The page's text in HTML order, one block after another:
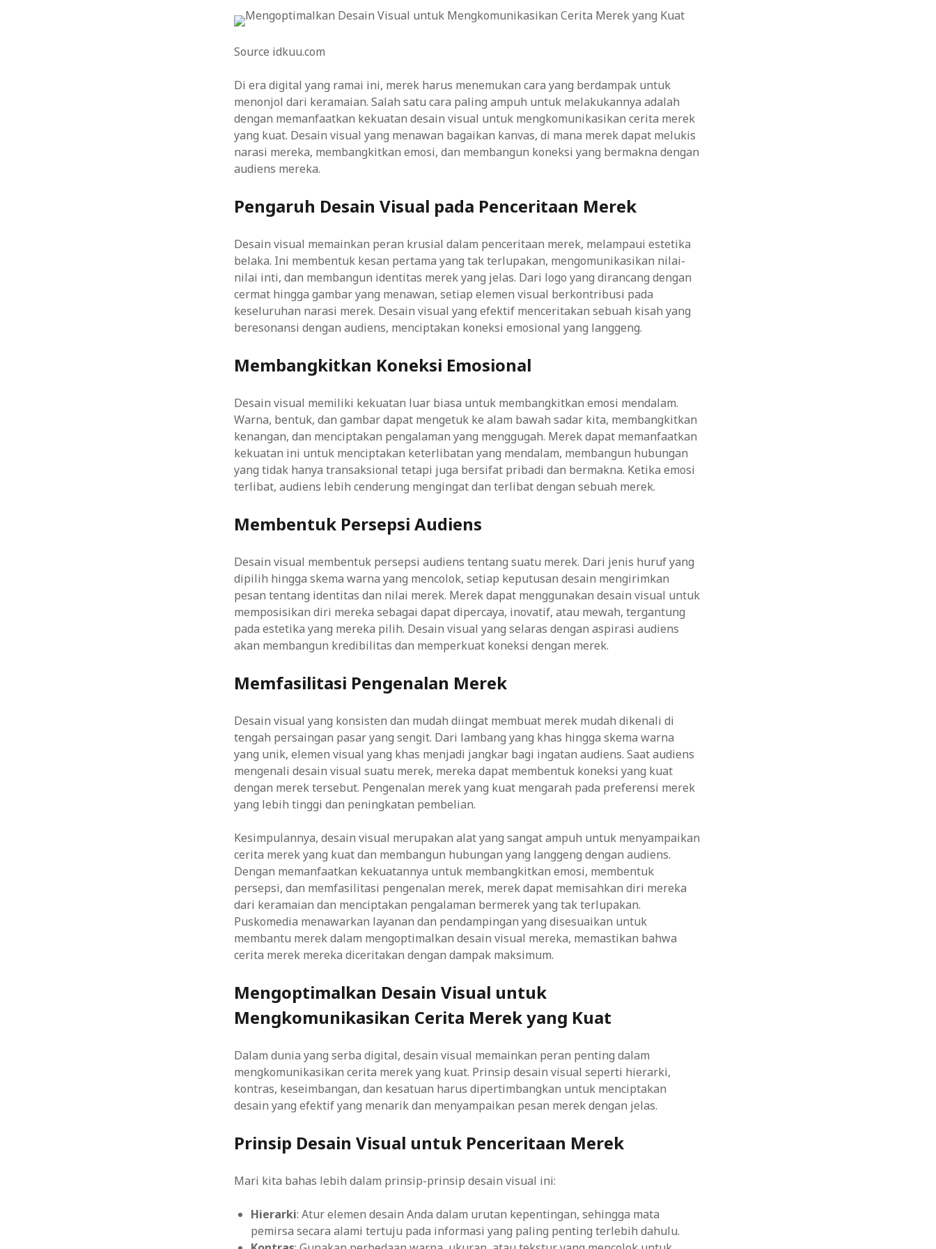
Source idkuu.com
Di era digital yang ramai ini, merek harus menemukan cara yang berdampak untuk
menonjol dari keramaian. Salah satu cara paling ampuh untuk melakukannya adalah
dengan memanfaatkan kekuatan desain visual untuk mengkomunikasikan cerita merek
yang kuat. Desain visual yang menawan bagaikan kanvas, di mana merek dapat melukis
narasi mereka, membangkitkan emosi, dan membangun koneksi yang bermakna dengan
audiens mereka.
Pengaruh Desain Visual pada Penceritaan Merek
Desain visual memainkan peran krusial dalam penceritaan merek, melampaui estetika
belaka. Ini membentuk kesan pertama yang tak terlupakan, mengomunikasikan nilai-
nilai inti, dan membangun identitas merek yang jelas. Dari logo yang dirancang dengan
cermat hingga gambar yang menawan, setiap elemen visual berkontribusi pada
keseluruhan narasi merek. Desain visual yang efektif menceritakan sebuah kisah yang
beresonansi dengan audiens, menciptakan koneksi emosional yang langgeng.
Membangkitkan Koneksi Emosional
Desain visual memiliki kekuatan luar biasa untuk membangkitkan emosi mendalam.
Warna, bentuk, dan gambar dapat mengetuk ke alam bawah sadar kita, membangkitkan
kenangan, dan menciptakan pengalaman yang menggugah. Merek dapat memanfaatkan
kekuatan ini untuk menciptakan keterlibatan yang mendalam, membangun hubungan
yang tidak hanya transaksional tetapi juga bersifat pribadi dan bermakna. Ketika emosi
terlibat, audiens lebih cenderung mengingat dan terlibat dengan sebuah merek.
Membentuk Persepsi Audiens
Desain visual membentuk persepsi audiens tentang suatu merek. Dari jenis huruf yang
dipilih hingga skema warna yang mencolok, setiap keputusan desain mengirimkan
pesan tentang identitas dan nilai merek. Merek dapat menggunakan desain visual untuk
memposisikan diri mereka sebagai dapat dipercaya, inovatif, atau mewah, tergantung
pada estetika yang mereka pilih. Desain visual yang selaras dengan aspirasi audiens
akan membangun kredibilitas dan memperkuat koneksi dengan merek.
Memfasilitasi Pengenalan Merek
Desain visual yang konsisten dan mudah diingat membuat merek mudah dikenali di
tengah persaingan pasar yang sengit. Dari lambang yang khas hingga skema warna
yang unik, elemen visual yang khas menjadi jangkar bagi ingatan audiens. Saat audiens
mengenali desain visual suatu merek, mereka dapat membentuk koneksi yang kuat
dengan merek tersebut. Pengenalan merek yang kuat mengarah pada preferensi merek
yang lebih tinggi dan peningkatan pembelian.
Kesimpulannya, desain visual merupakan alat yang sangat ampuh untuk menyampaikan
cerita merek yang kuat dan membangun hubungan yang langgeng dengan audiens.
Dengan memanfaatkan kekuatannya untuk membangkitkan emosi, membentuk
persepsi, dan memfasilitasi pengenalan merek, merek dapat memisahkan diri mereka
dari keramaian dan menciptakan pengalaman bermerek yang tak terlupakan.
Puskomedia menawarkan layanan dan pendampingan yang disesuaikan untuk
membantu merek dalam mengoptimalkan desain visual mereka, memastikan bahwa
cerita merek mereka diceritakan dengan dampak maksimum.
Mengoptimalkan Desain Visual untuk
Mengkomunikasikan Cerita Merek yang Kuat
Dalam dunia yang serba digital, desain visual memainkan peran penting dalam
mengkomunikasikan cerita merek yang kuat. Prinsip desain visual seperti hierarki,
kontras, keseimbangan, dan kesatuan harus dipertimbangkan untuk menciptakan
desain yang efektif yang menarik dan menyampaikan pesan merek dengan jelas.
Prinsip Desain Visual untuk Penceritaan Merek
Mari kita bahas lebih dalam prinsip-prinsip desain visual ini:
Hierarki: Atur elemen desain Anda dalam urutan kepentingan, sehingga mata
pemirsa secara alami tertuju pada informasi yang paling penting terlebih dahulu.